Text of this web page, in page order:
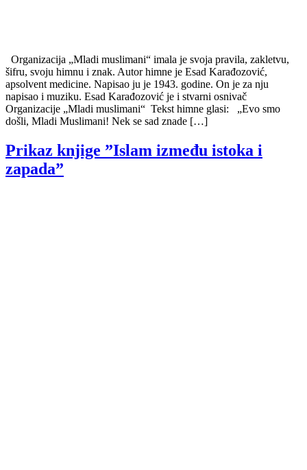
Organizacija „Mladi muslimani“ imala je svoja pravila, zakletvu,
šifru, svoju himnu i znak. Autor himne je Esad Karađozović,
apsolvent medicine. Napisao ju je 1943. godine. On je za nju
napisao i muziku. Esad Karađozović je i stvarni osnivač
Organizacije „Mladi muslimani“ Tekst himne glasi: „Evo smo
došli, Mladi Muslimani! Nek se sad znade […]
Prikaz knjige ”Islam između istoka i
zapada”